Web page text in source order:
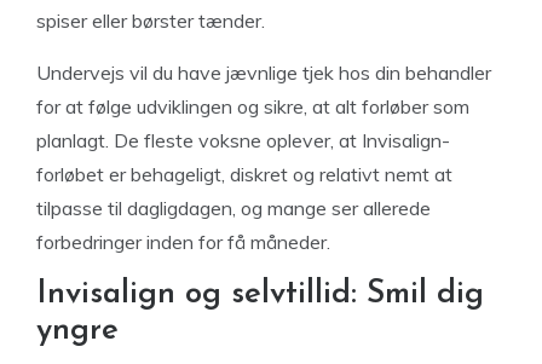
spiser eller børster tænder.
Undervejs vil du have jævnlige tjek hos din behandler
for at følge udviklingen og sikre, at alt forløber som
planlagt. De fleste voksne oplever, at Invisalign-
forløbet er behageligt, diskret og relativt nemt at
tilpasse til dagligdagen, og mange ser allerede
forbedringer inden for få måneder.
Invisalign og selvtillid: Smil dig
yngre